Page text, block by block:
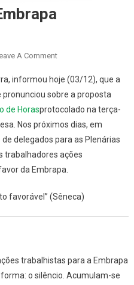
A CommentOn
Resposta
Da
Embrapa
informou hoje (03/12), que a
pronunciou sobre a proposta
de Horasprotocolado na terça-
Nos próximos dias, em
delegados para as Plenárias
trabalhadores ações
da Embrapa.
favorável” (Sêneca)
trabalhistas para a Embrapa
o silêncio. Acumulam-se